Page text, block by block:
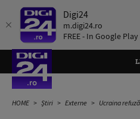
Digi24
m.digi24.ro
FREE - In Google Play
HOME Știri Externe Ucraina refuză să